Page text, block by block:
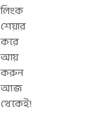
লিংক
শেয়ার
করে
আয়
করুন
আজ
থেকেই!